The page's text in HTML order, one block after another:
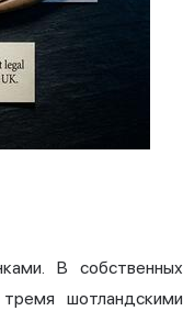
В собственных
шотландскими